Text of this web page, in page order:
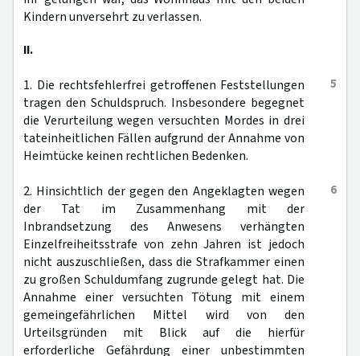
Kindern unversehrt zu verlassen.
II.
5
1. Die rechtsfehlerfrei getroffenen Feststellungen
tragen den Schuldspruch. Insbesondere begegnet
die Verurteilung wegen versuchten Mordes in drei
tateinheitlichen Fällen aufgrund der Annahme von
Heimtücke keinen rechtlichen Bedenken.
6
2. Hinsichtlich der gegen den Angeklagten wegen
der Tat im Zusammenhang mit der
Inbrandsetzung des Anwesens verhängten
Einzelfreiheitsstrafe von zehn Jahren ist jedoch
nicht auszuschließen, dass die Strafkammer einen
zu großen Schuldumfang zugrunde gelegt hat. Die
Annahme einer versuchten Tötung mit einem
gemeingefährlichen Mittel wird von den
Urteilsgründen mit Blick auf die hierfür
erforderliche Gefährdung einer unbestimmten